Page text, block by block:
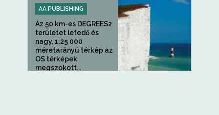
AA PUBLISHING
Az 50 km-es DEGREES2
területet lefedő és
nagy, 1:25 000
méretarányú térkép az
OS térképek
megszokott...